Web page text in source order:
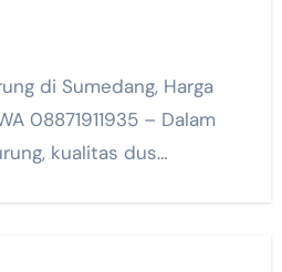
08871911935 – Dalam
kualitas dus…